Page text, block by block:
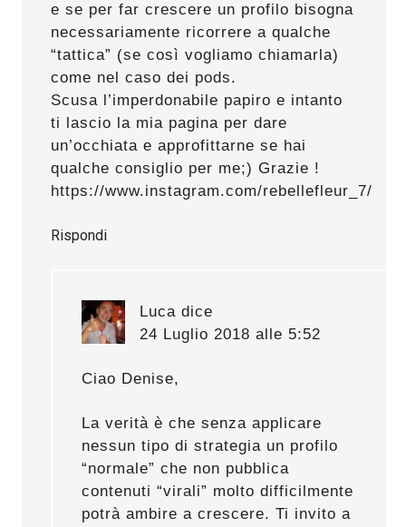
e se per far crescere un profilo bisogna
necessariamente ricorrere a qualche
“tattica” (se così vogliamo chiamarla)
come nel caso dei pods.
Scusa l’imperdonabile papiro e intanto
ti lascio la mia pagina per dare
un’occhiata e approfittarne se hai
qualche consiglio per me;) Grazie !
https://www.instagram.com/rebellefleur_7/
Rispondi
Luca dice
24 Luglio 2018 alle 5:52
Ciao Denise,
La verità è che senza applicare
nessun tipo di strategia un profilo
“normale” che non pubblica
contenuti “virali” molto difficilmente
potrà ambire a crescere. Ti invito a